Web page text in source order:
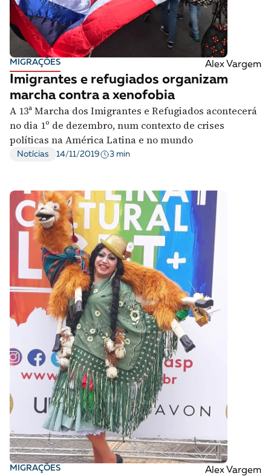
MIGRAÇÕES Alex Vargem
Imigrantes e refugiados organizam
marcha contra a xenofobia
A 13ª Marcha dos Imigrantes e Refugiados acontecerá
no dia 1º de dezembro, num contexto de crises
políticas na América Latina e no mundo
Notícias 14/11/2019 3 min
MIGRAÇÕES Alex Vargem